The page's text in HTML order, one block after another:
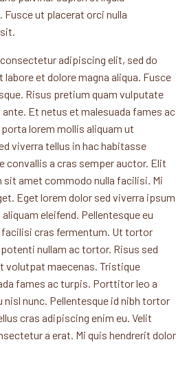
ut placerat orci nulla
adipiscing elit, sed do
et dolore magna aliqua. Fusce
Risus pretium quam vulputate
Et netus et malesuada fames ac
lorem mollis aliquam ut
viverra tellus in hac habitasse
convallis a cras semper auctor. Elit
amet commodo nulla facilisi. Mi
Eget lorem dolor sed viverra ipsum
eleifend. Pellentesque eu
cras fermentum. Ut tortor
nullam ac tortor. Risus sed
volutpat maecenas. Tristique
fames ac turpis. Porttitor leo a
nunc. Pellentesque id nibh tortor
cras adipiscing enim eu. Velit
a erat. Mi quis hendrerit dolor